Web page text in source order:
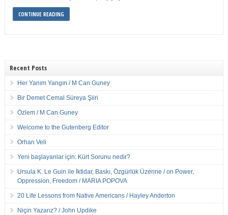
CONTINUE READING
Recent Posts
Her Yanım Yangın / M Can Guney
Bir Demet Cemal Süreya Şiiri
Özlem / M Can Guney
Welcome to the Gutenberg Editor
Orhan Veli
Yeni başlayanlar için: Kürt Sorunu nedir?
Ursula K. Le Guin ile İktidar, Baskı, Özgürlük Üzerine / on Power,
Oppression, Freedom / MARIA POPOVA
20 Life Lessons from Native Americans / Hayley Anderton
Niçin Yazarız? / John Updike